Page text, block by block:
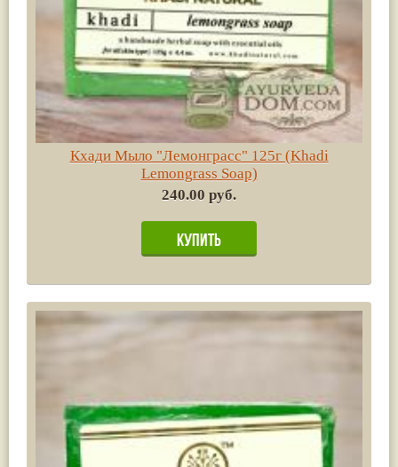
Кхади Мыло "Лемонграсс" 125г (Khadi
Lemongrass Soap)
240.00 руб.